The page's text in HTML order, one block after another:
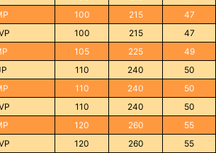
100 215
47
100 215
47
105 225
49
110 240
50
110 240
50
110 240
50
120 260
55
120 260
55